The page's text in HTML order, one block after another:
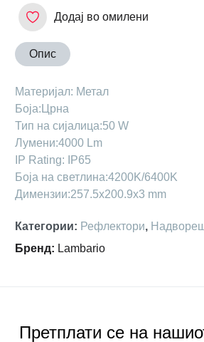
Додај во омилени
Опис
Maтеријал: Метал
Боја:Црна
Тип на сијалица:50 W
Лумени:4000 Lm
IP Rating: IP65
Боја на светлина:4200K/6400K
Димензии:257.5x200.9x3 mm
Категории: Рефлектори,
Бренд: Lambario
Претплати се на